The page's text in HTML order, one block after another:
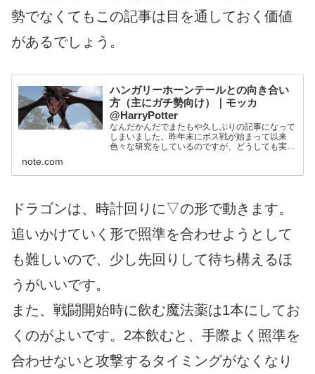
勢でなくてもこの記事は目を通しておく価値
があるでしょう。
ハンガリーホーンテールとの向き合い
方（主にガチ勢向け）｜モッカ
@HarryPotter
なんだかんだでまたもや久しぶりの記事になって
しまいました。昨年末にボス戦が始まって以来
色々な研究をしているのですが、どうしても実績
のボスイベントが近づい...
note.com
ドラゴンは、時計回りに▽の形で動きます。
追いかけていく形で照準を合わせようとして
も難しいので、少し先回りして待ち構えるほ
うがいいです。
また、戦闘開始時に飲む魔法薬は1本にしてお
くのがよいです。2本飲むと、手際よく照準を
合わせないと攻撃するタイミングがなくなり